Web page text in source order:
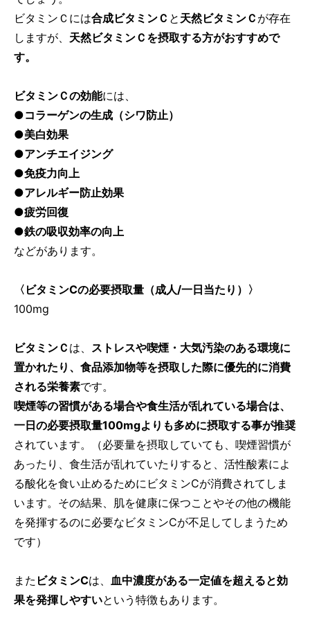
ビタミンＣには合成ビタミンＣ と 天然ビタミンＣ が存在
しますが、 天然ビタミンＣを摂取する方がおすすめで
す。
ビタミンＣの効能には、
●コラーゲンの生成（シワ防止）
●美白効果
●アンチエイジング
●免疫力向上
●アレルギー防止効果
●疲労回復
●鉄の吸収効率の向上
などがあります。
〈ビタミンCの必要摂取量（成人/一日当たり）〉
100mg
ビタミンＣ は、 ストレスや喫煙・大気汚染のある環境に
置かれたり、食品添加物等を摂取した際に優先的に消費
される栄養素です。
喫煙等の習慣がある場合や食生活が乱れている場合は、
一日の必要摂取量100mgよりも多めに摂取する事が推奨
されています。（必要量を摂取していても、喫煙習慣が
あったり、食生活が乱れていたりすると、活性酸素によ
る酸化を食い止めるためにビタミンCが消費されてしま
います。その結果、肌を健康に保つことやその他の機能
を発揮するのに必要なビタミンCが不足してしまうため
です）
また ビタミンCは、 血中濃度がある一定値を超えると効
果を発揮しやすいという特徴もあります。